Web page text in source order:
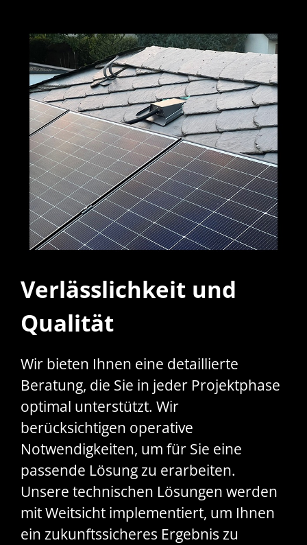
Verlässlichkeit und
Qualität
Wir bieten Ihnen eine detaillierte
Beratung, die Sie in jeder Projektphase
optimal unterstützt. Wir
berücksichtigen operative
Notwendigkeiten, um für Sie eine
passende Lösung zu erarbeiten.
Unsere technischen Lösungen werden
mit Weitsicht implementiert, um Ihnen
ein zukunftssicheres Ergebnis zu